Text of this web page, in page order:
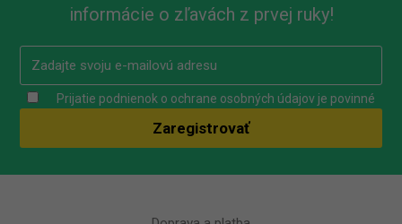
informácie o zľavách z prvej ruky!
Prijatie podnienok o ochrane osobných údajov je povinné